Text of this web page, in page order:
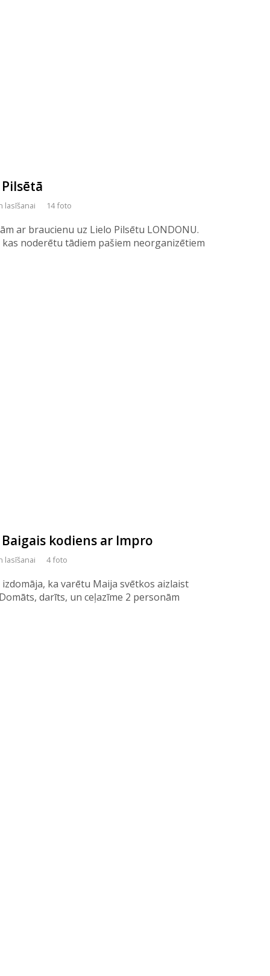
lasīšanai 14 foto
ar braucienu uz Lielo Pilsētu LONDONU.
noderētu tādiem pašiem neorganizētiem
kodiens ar Impro
lasīšanai 4 foto
ka varētu Maija svētkos aizlaist
darīts, un ceļazīme 2 personām